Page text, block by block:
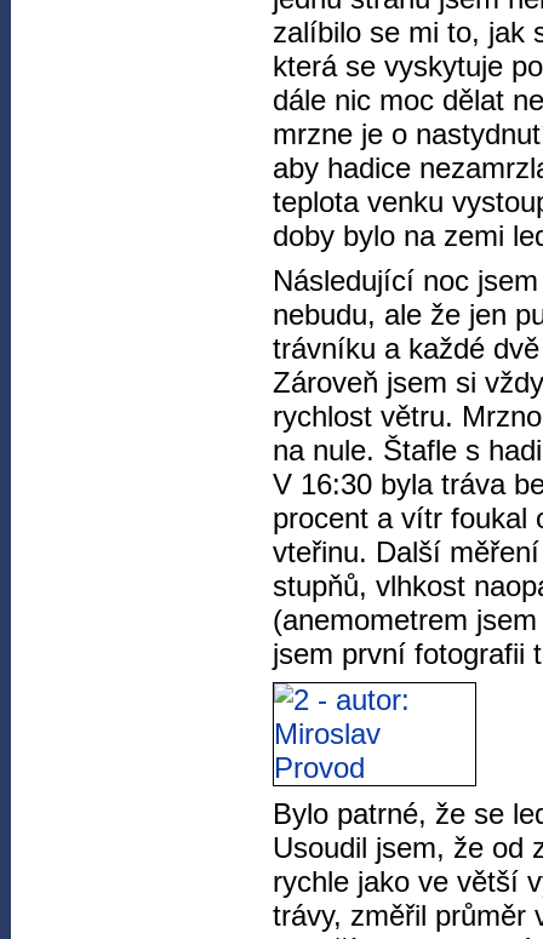
zalíbilo se mi to, jak
která se vyskytuje
dále nic moc dělat
mrzne je o
aby hadice
teplota venku
doby bylo na zemi
Následující noc
nebudu, ale že jen
trávníku a každé
Zároveň jsem si
rychlost větru.
na nule. Štafle s
V 16:30 byla tráva
procent a vítr foukal
vteřinu. Další
stupňů, vlhkost
(anemometrem
jsem první fotografii
Bylo patrné, že se
Usoudil jsem, že od
rychle jako ve větší
trávy, změřil průměr